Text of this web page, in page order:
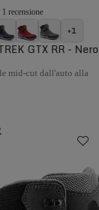
1 recensione
+1
GTX RR - Nero
mid-cut dall'auto alla